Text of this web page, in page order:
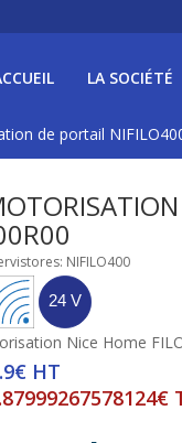
LA SOCIÉTÉ
de portail
NIFILO400
Nice Home
HT